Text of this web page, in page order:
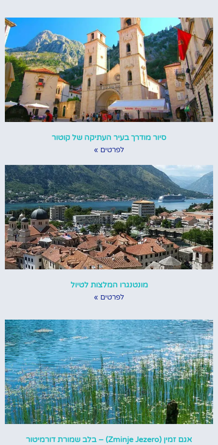
סיור מודרך בעיר העתיקה של קוטור
לפרטים »
מונטנגרו המלצות לטיול
לפרטים »
אגם זמין (Zminje Jezero) – בלב שמורת דורמיטור